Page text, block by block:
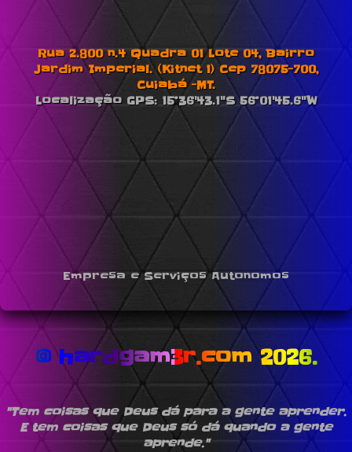
Rua 2.800 n.4 Quadra 01 Lote 04, Bairro
Jardim Imperial. (Kitnet 1) Cep 78075-700,
Cuiabá -MT.
Localização GPS: 15°36'43.1"S 56°01'45.6"W
Empresa e Serviços Autonomos
© hardgam3r.com 2026.
"Tem coisas que Deus dá para a gente aprender.
E tem coisas que Deus só dá quando a gente
aprende."